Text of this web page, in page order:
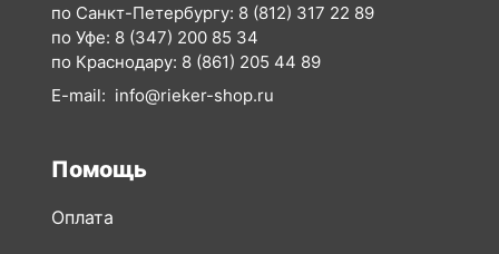
по Санкт-Петербургу: 8 (812) 317 22 89
по Уфе: 8 (347) 200 85 34
по Краснодару: 8 (861) 205 44 89
E-mail: info@rieker-shop.ru
Помощь
Оплата